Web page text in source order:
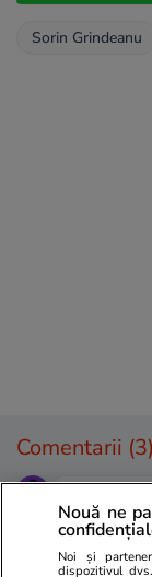
Sorin Grindeanu
Comentarii (3)
N-aş zice
la Bâlea e
Nouă ne
Noi și
dispozitivul